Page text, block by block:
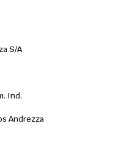
Luiza S/A
Com. Ind.
Andrezza